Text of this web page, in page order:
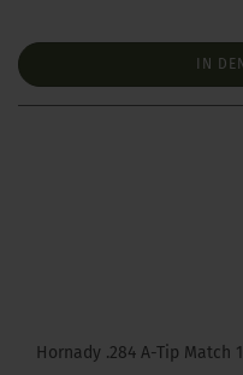
IN
Hornady .284 A-Tip Match